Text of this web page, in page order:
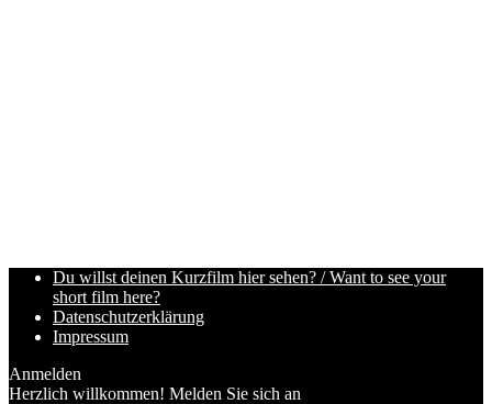
Du willst deinen Kurzfilm hier sehen? / Want to see your
short film here?
Datenschutzerklärung
Impressum
Anmelden
Herzlich willkommen! Melden Sie sich an